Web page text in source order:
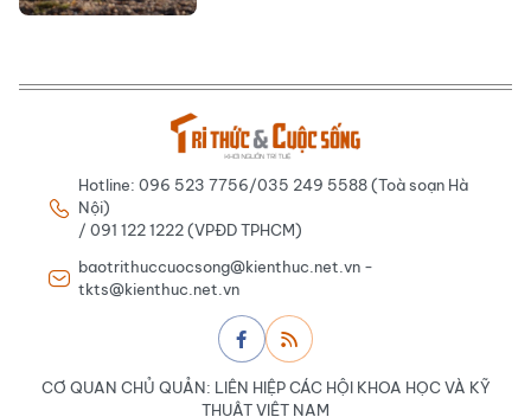
Hotline: 096 523 7756/035 249 5588 (Toà soạn Hà
Nội)
/ 091 122 1222 (VPĐD TPHCM)
baotrithuccuocsong@kienthuc.net.vn -
tkts@kienthuc.net.vn
CƠ QUAN CHỦ QUẢN: LIÊN HIỆP CÁC HỘI KHOA HỌC VÀ KỸ
THUẬT VIỆT NAM